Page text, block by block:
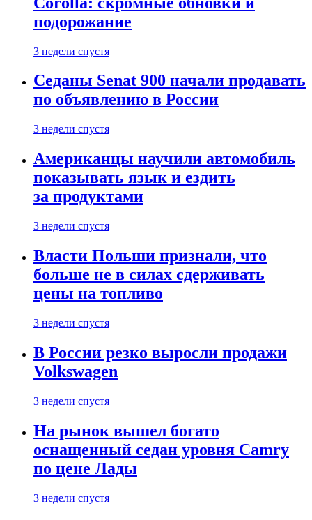
подорожание
3 недели спустя
Седаны Senat 900 начали продавать
по объявлению в России
3 недели спустя
Американцы научили автомобиль
показывать язык и ездить
за продуктами
3 недели спустя
Власти Польши признали, что
больше не в силах сдерживать
цены на топливо
3 недели спустя
В России резко выросли продажи
Volkswagen
3 недели спустя
На рынок вышел богато
оснащенный седан уровня Camry
по цене Лады
3 недели спустя